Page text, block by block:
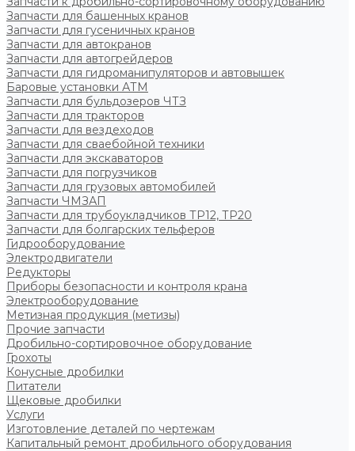
Запчасти для башенных кранов
Запчасти для гусеничных кранов
Запчасти для автокранов
Запчасти для автогрейдеров
Запчасти для гидроманипуляторов и автовышек
Баровые установки АТМ
Запчасти для бульдозеров ЧТЗ
Запчасти для тракторов
Запчасти для вездеходов
Запчасти для сваебойной техники
Запчасти для экскаваторов
Запчасти для погрузчиков
Запчасти для грузовых автомобилей
Запчасти ЧМЗАП
Запчасти для трубоукладчиков ТР12, ТР20
Запчасти для болгарских тельферов
Гидрооборудование
Электродвигатели
Редукторы
Приборы безопасности и контроля крана
Электрооборудование
Метизная продукция (метизы)
Прочие запчасти
Дробильно-сортировочное оборудование
Грохоты
Конусные дробилки
Питатели
Щековые дробилки
Услуги
Изготовление деталей по чертежам
Капитальный ремонт дробильного оборудования